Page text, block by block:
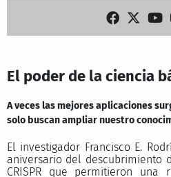
El poder de la ciencia
A veces las mejores aplicaciones
solo buscan ampliar nuestro
El investigador Francisco E.
aniversario del descubrimiento
CRISPR que permitieron